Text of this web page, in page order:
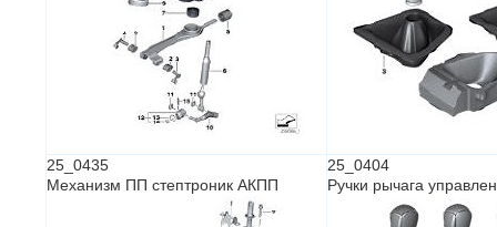
25_0435
Механизм ПП стептроник АКПП
25_0404
Ручки рычага